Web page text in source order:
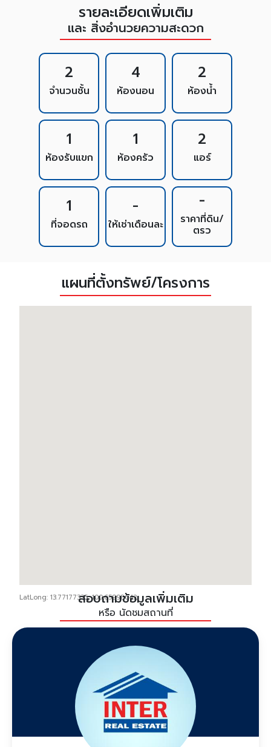
รายละเอียดเพิ่มเติม
และ สิ่งอำนวยความสะดวก
2
จำนวนชั้น
4
ห้องนอน
2
ห้องน้ำ
1
ห้องรับแขก
1
ห้องครัว
2
แอร์
1
ที่จอดรถ
-
ให้เช่าเดือนละ
-
ราคาที่ดิน/
ตรว
แผนที่ตั้งทรัพย์/โครงการ
LatLong: 13.77177335, 100.65998642
สอบถามข้อมูลเพิ่มเติม
หรือ นัดชมสถานที่